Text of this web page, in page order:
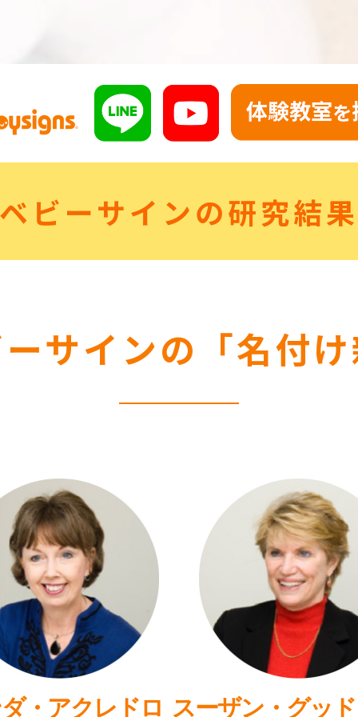
ベビーサインの研究結果
サインの「名付
・アクレドロ スーザン・グッ